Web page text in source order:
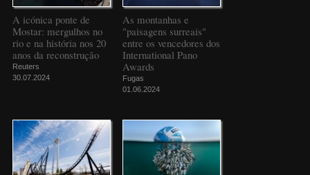
A icónica ponte de
Mostar: mergulhos no
rio e na história nos 20
anos da reconstrução
Reuters
30.07.2024
As montanhas e
"paisagens surreais"
entre os vencedores dos
International Pano
Awards
Fugas
01.06.2024